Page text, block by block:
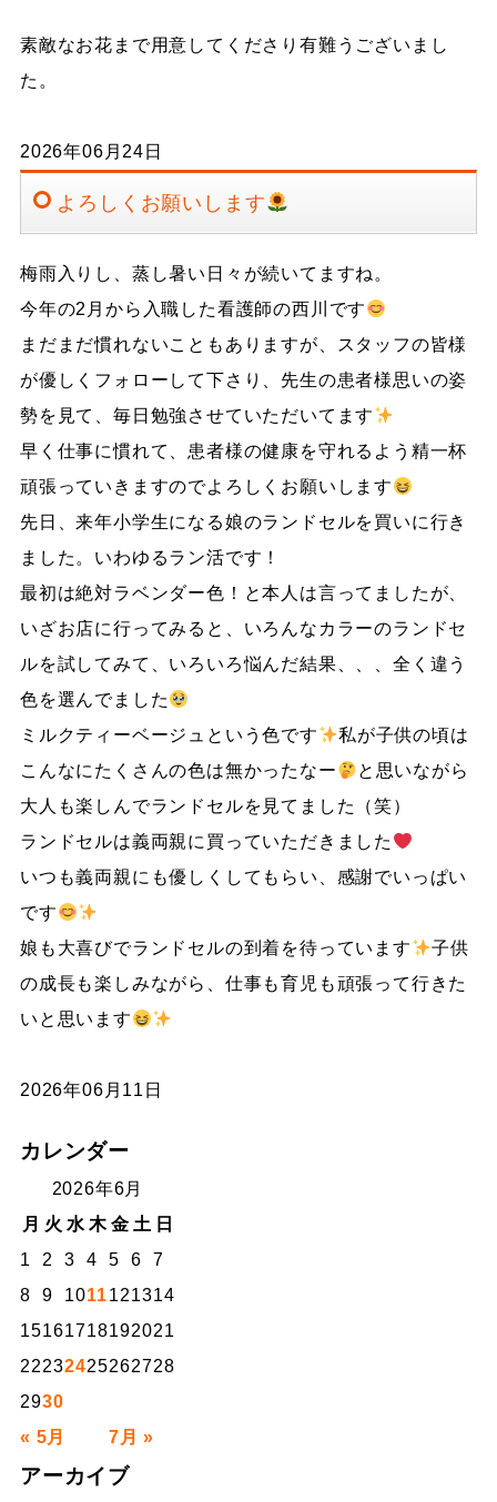
素敵なお花まで用意してくださり有難うございまし
た。
2026年06月24日
よろしくお願いします
梅雨入りし、蒸し暑い日々が続いてますね。
今年の2月から入職した看護師の西川です
まだまだ慣れないこともありますが、スタッフの皆様
が優しくフォローして下さり、先生の患者様思いの姿
勢を見て、毎日勉強させていただいてます
早く仕事に慣れて、患者様の健康を守れるよう精一杯
頑張っていきますのでよろしくお願いします
先日、来年小学生になる娘のランドセルを買いに行き
ました。いわゆるラン活です！
最初は絶対ラベンダー色！と本人は言ってましたが、
いざお店に行ってみると、いろんなカラーのランドセ
ルを試してみて、いろいろ悩んだ結果、、、全く違う
色を選んでました
ミルクティーベージュという色です
私が子供の頃は
こんなにたくさんの色は無かったなー
と思いながら
大人も楽しんでランドセルを見てました（笑）
ランドセルは義両親に買っていただきました
いつも義両親にも優しくしてもらい、感謝でいっぱい
です
娘も大喜びでランドセルの到着を待っています
子供
の成長も楽しみながら、仕事も育児も頑張って行きた
いと思います
2026年06月11日
カレンダー
2026年6月
月 火 水 木 金 土 日
« 5月 7月 »
1 2 3 4 5 6
7
8
9 1011121314
15161718192021
22232425262728
2930
アーカイブ